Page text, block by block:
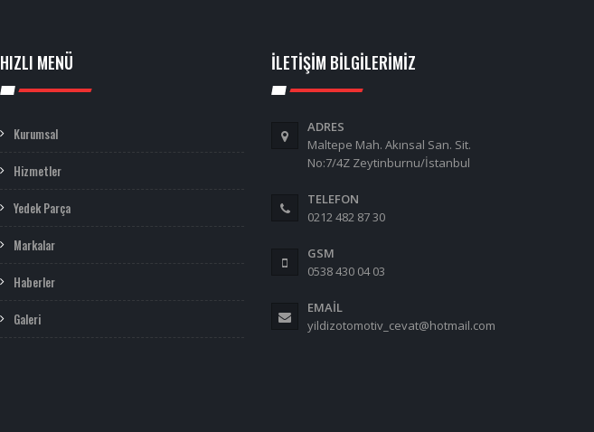
HIZLI MENÜ
Kurumsal
Hizmetler
Yedek Parça
Markalar
Haberler
Galeri
İLETIŞIM BILGILERIMIZ
ADRES
Maltepe Mah. Akınsal San. Sit.
No:7/4Z Zeytinburnu/İstanbul
TELEFON
0212 482 87 30
GSM
0538 430 04 03
EMAIL
yildizotomotiv_cevat@hotmail.com